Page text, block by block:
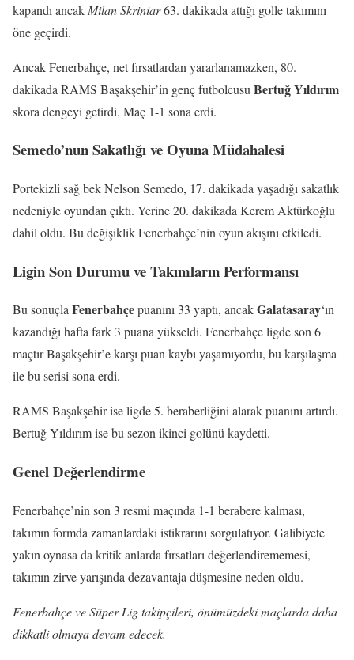
kapandı ancak Milan Skriniar63. dakikada attığı golle takımını
öne geçirdi.
Ancak Fenerbahçe, net fırsatlardan yararlanamazken, 80.
dakikada RAMS Başakşehir’in genç futbolcusu Bertuğ Yıldırım
skora dengeyi getirdi. Maç 1-1 sona erdi.
Semedo’nun Sakatlığı ve Oyuna Müdahalesi
Portekizli sağ bek Nelson Semedo, 17. dakikada yaşadığı sakatlık
nedeniyle oyundan çıktı. Yerine 20. dakikada Kerem Aktürkoğlu
dahil oldu. Bu değişiklik Fenerbahçe’nin oyun akışını etkiledi.
Ligin Son Durumu ve Takımların Performansı
Bu sonuçlaFenerbahçepuanını 33 yaptı, ancakGalatasaray‘ın
kazandığı hafta fark 3 puana yükseldi. Fenerbahçe ligde son 6
maçtır Başakşehir’e karşı puan kaybı yaşamıyordu, bu karşılaşma
ile bu serisi sona erdi.
RAMS Başakşehir ise ligde 5. beraberliğini alarak puanını artırdı.
Bertuğ Yıldırım ise bu sezon ikinci golünü kaydetti.
Genel Değerlendirme
Fenerbahçe’nin son 3 resmi maçında 1-1 berabere kalması,
takımın formda zamanlardaki istikrarını sorgulatıyor. Galibiyete
yakın oynasa da kritik anlarda fırsatları değerlendirememesi,
takımın zirve yarışında dezavantaja düşmesine neden oldu.
Fenerbahçe ve Süper Lig takipçileri, önümüzdeki maçlarda daha
dikkatli olmaya devam edecek.